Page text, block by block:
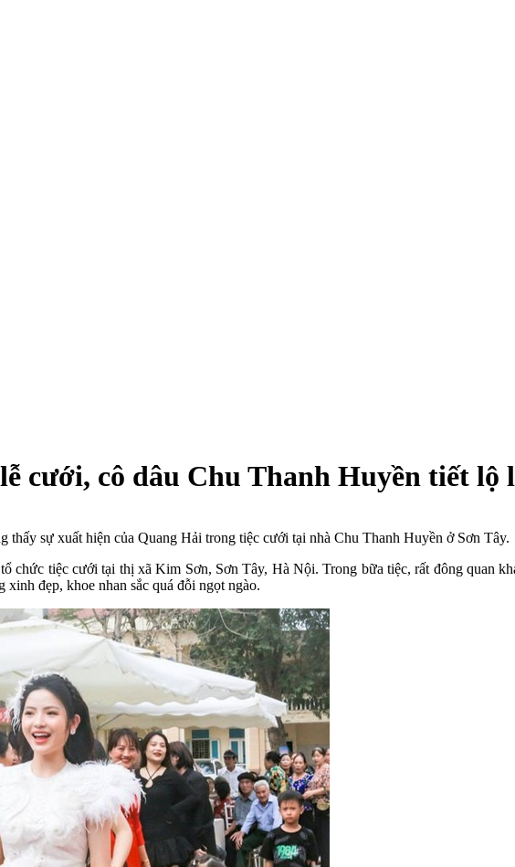
cưới, cô dâu Chu Thanh Huyền tiết lộ
sự xuất hiện của Quang Hải trong tiệc cưới tại nhà Chu Thanh Huyền ở Sơn Tây.
chức tiệc cưới tại thị xã Kim Sơn, Sơn Tây, Hà Nội. Trong bữa tiệc, rất đông quan
đẹp, khoe nhan sắc quá đỗi ngọt ngào.